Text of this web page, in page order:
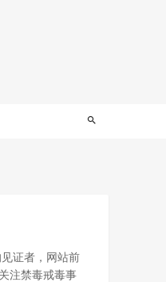
证者，网站前
注禁毒戒毒事